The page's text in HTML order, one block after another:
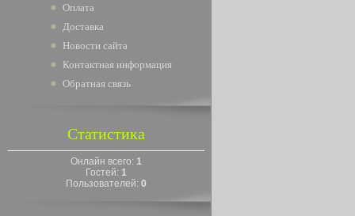
Оплата
Доставка
Новости сайта
Контактная информация
Обратная связь
Статистика
Онлайн всего: 1
Гостей: 1
Пользователей: 0